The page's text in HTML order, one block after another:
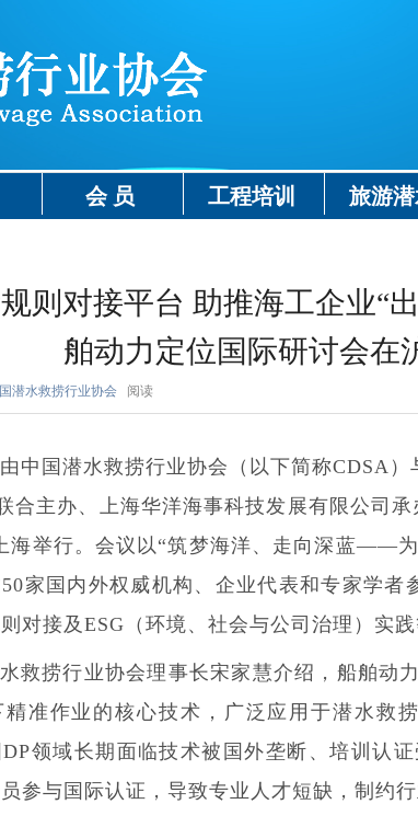
会 员 工程培训 旅游
则对接平台 助推海工企业
舶动力定位国际研讨会在
潜水救捞行业协会 阅读
中国潜水救捞行业协会（以下简称CDSA
合主办、上海华洋海事科技发展有限公司承
海举行。会议以“筑梦海洋、走向深蓝——
家国内外权威机构、企业代表和专家学者
对接及ESG（环境、社会与公司治理）实
救捞行业协会理事长宋家慧介绍，船舶动
准作业的核心技术，广泛应用于潜水救
领域长期面临技术被国外垄断、培训认
参与国际认证，导致专业人才短缺，制约